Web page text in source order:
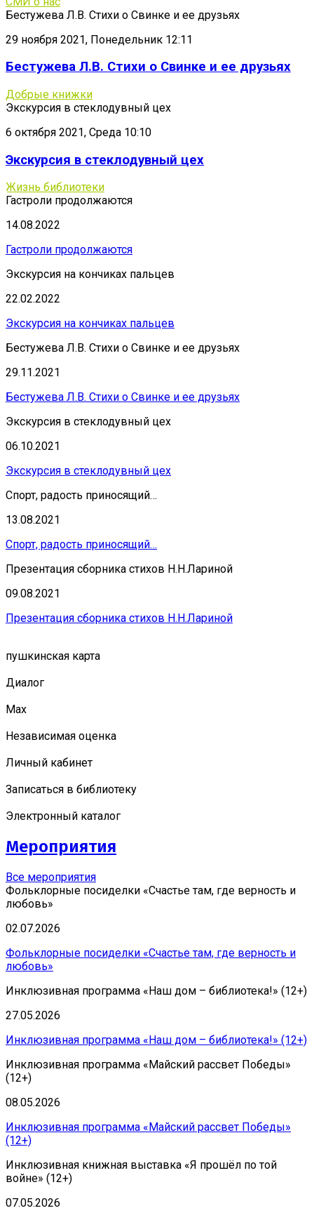
Бестужева Л.В. Стихи о Свинке и ее друзьях
29 ноября 2021, Понедельник 12:11
Бестужева Л.В. Стихи о Свинке и ее друзьях
Добрые книжки
Экскурсия в стеклодувный цех
6 октября 2021, Среда 10:10
Экскурсия в стеклодувный цех
Жизнь библиотеки
Гастроли продолжаются
14.08.2022
Гастроли продолжаются
Экскурсия на кончиках пальцев
22.02.2022
Экскурсия на кончиках пальцев
Бестужева Л.В. Стихи о Свинке и ее друзьях
29.11.2021
Бестужева Л.В. Стихи о Свинке и ее друзьях
Экскурсия в стеклодувный цех
06.10.2021
Экскурсия в стеклодувный цех
Спорт, радость приносящий…
13.08.2021
Спорт, радость приносящий…
Презентация сборника стихов Н.Н.Лариной
09.08.2021
Презентация сборника стихов Н.Н.Лариной
пушкинская карта
Диалог
Мах
Независимая оценка
Личный кабинет
Записаться в библиотеку
Электронный каталог
Мероприятия
Все мероприятия
Фольклорные посиделки «Счастье там, где верность и
любовь»
02.07.2026
Фольклорные посиделки «Счастье там, где верность и
любовь»
Инклюзивная программа «Наш дом – библиотека!» (12+)
27.05.2026
Инклюзивная программа «Наш дом – библиотека!» (12+)
Инклюзивная программа «Майский рассвет Победы»
(12+)
08.05.2026
Инклюзивная программа «Майский рассвет Победы»
(12+)
Инклюзивная книжная выставка «Я прошёл по той
войне» (12+)
07.05.2026